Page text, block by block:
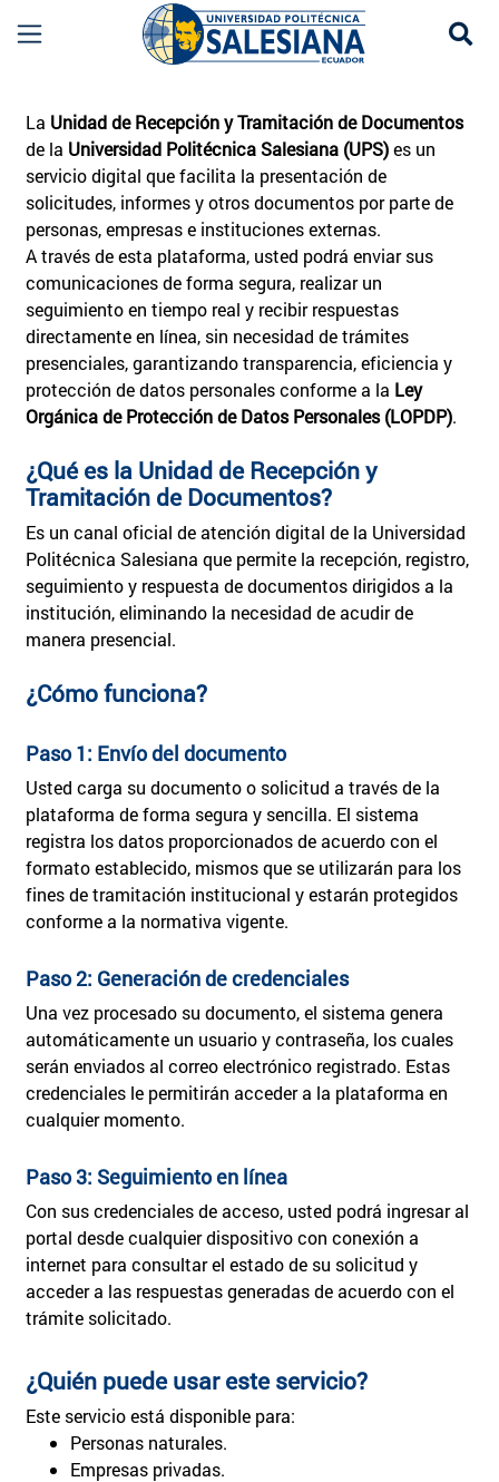
La Unidad de Recepción y Tramitación de Documentos
de la Universidad Politécnica Salesiana (UPS)es un
servicio digital que facilita la presentación de
solicitudes, informes y otros documentos por parte de
personas, empresas e instituciones externas.
A través de esta plataforma, usted podrá enviar sus
comunicaciones de forma segura, realizar un
seguimiento en tiempo real y recibir respuestas
directamente en línea, sin necesidad de trámites
presenciales, garantizando transparencia, eficiencia y
protección de datos personales conforme a la Ley
Orgánica de Protección de Datos Personales (LOPDP).
¿Qué es la Unidad de Recepción y
Tramitación de Documentos?
Es un canal oficial de atención digital de la Universidad
Politécnica Salesiana que permite la recepción, registro,
seguimiento y respuesta de documentos dirigidos a la
institución, eliminando la necesidad de acudir de
manera presencial.
¿Cómo funciona?
Paso 1: Envío del documento
Usted carga su documento o solicitud a través de la
plataforma de forma segura y sencilla. El sistema
registra los datos proporcionados de acuerdo con el
formato establecido, mismos que se utilizarán para los
fines de tramitación institucional y estarán protegidos
conforme a la normativa vigente.
Paso 2: Generación de credenciales
Una vez procesado su documento, el sistema genera
automáticamente un usuario y contraseña, los cuales
serán enviados al correo electrónico registrado. Estas
credenciales le permitirán acceder a la plataforma en
cualquier momento.
Paso 3: Seguimiento en línea
Con sus credenciales de acceso, usted podrá ingresar al
portal desde cualquier dispositivo con conexión a
internet para consultar el estado de su solicitud y
acceder a las respuestas generadas de acuerdo con el
trámite solicitado.
¿Quién puede usar este servicio?
Este servicio está disponible para:
Personas naturales.
Empresas privadas.